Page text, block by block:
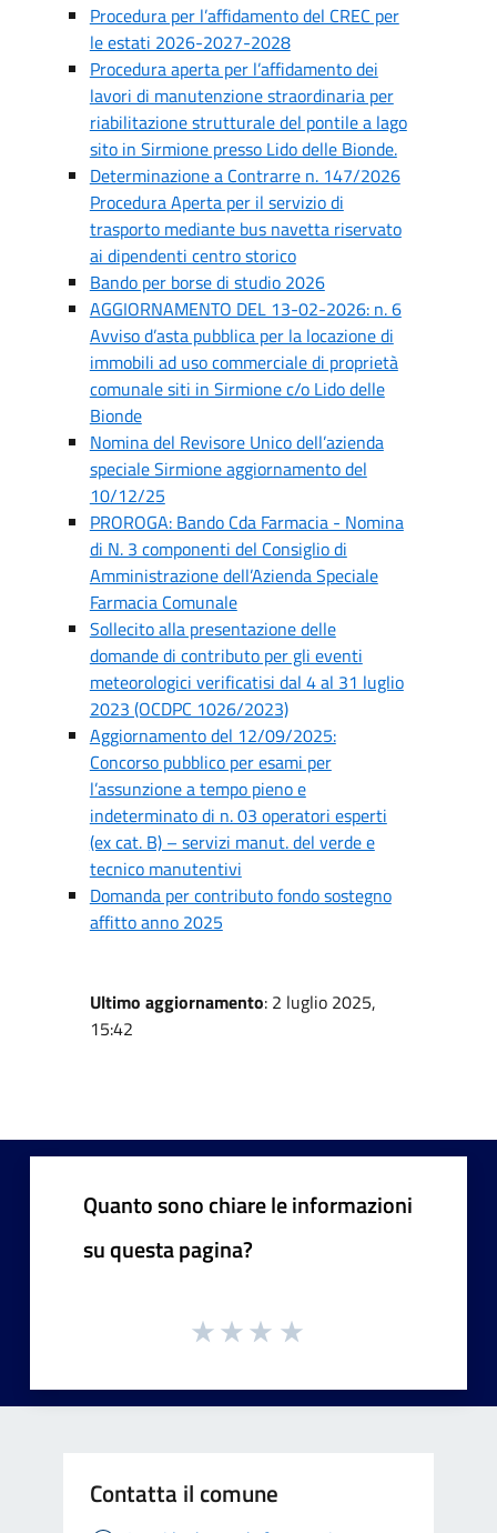
Procedura per l’affidamento del CREC per
le estati 2026-2027-2028
Procedura aperta per l’affidamento dei
lavori di manutenzione straordinaria per
riabilitazione strutturale del pontile a lago
sito in Sirmione presso Lido delle Bionde.
Determinazione a Contrarre n. 147/2026
Procedura Aperta per il servizio di
trasporto mediante bus navetta riservato
ai dipendenti centro storico
Bando per borse di studio 2026
AGGIORNAMENTO DEL 13-02-2026: n. 6
Avviso d’asta pubblica per la locazione di
immobili ad uso commerciale di proprietà
comunale siti in Sirmione c/o Lido delle
Bionde
Nomina del Revisore Unico dell’azienda
speciale Sirmione aggiornamento del
10/12/25
PROROGA: Bando Cda Farmacia - Nomina
di N. 3 componenti del Consiglio di
Amministrazione dell’Azienda Speciale
Farmacia Comunale
Sollecito alla presentazione delle
domande di contributo per gli eventi
meteorologici verificatisi dal 4 al 31 luglio
2023 (OCDPC 1026/2023)
Aggiornamento del 12/09/2025:
Concorso pubblico per esami per
l’assunzione a tempo pieno e
indeterminato di n. 03 operatori esperti
(ex cat. B) – servizi manut. del verde e
tecnico manutentivi
Domanda per contributo fondo sostegno
affitto anno 2025
Ultimo aggiornamento: 2 luglio 2025,
15:42
Quanto sono chiare le informazioni
su questa pagina?
Contatta il comune